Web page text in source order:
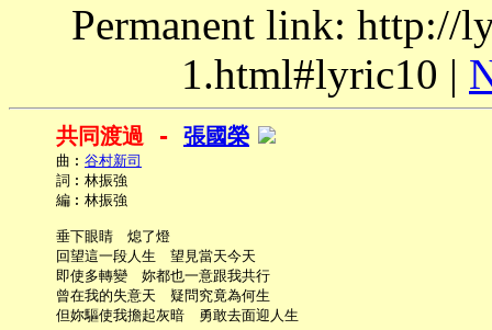
Permanent link: http://
1.html#lyric10 |
共同渡過 - 張國榮
     曲︰
谷村新司
     詞︰林振強
     編︰林振強
     垂下眼睛　熄了燈
     回望這一段人生　望見當天今天
     即使多轉變　妳都也一意跟我共行
     曾在我的失意天　疑問究竟為何生
     但妳驅使我擔起灰暗　勇敢去面迎人生